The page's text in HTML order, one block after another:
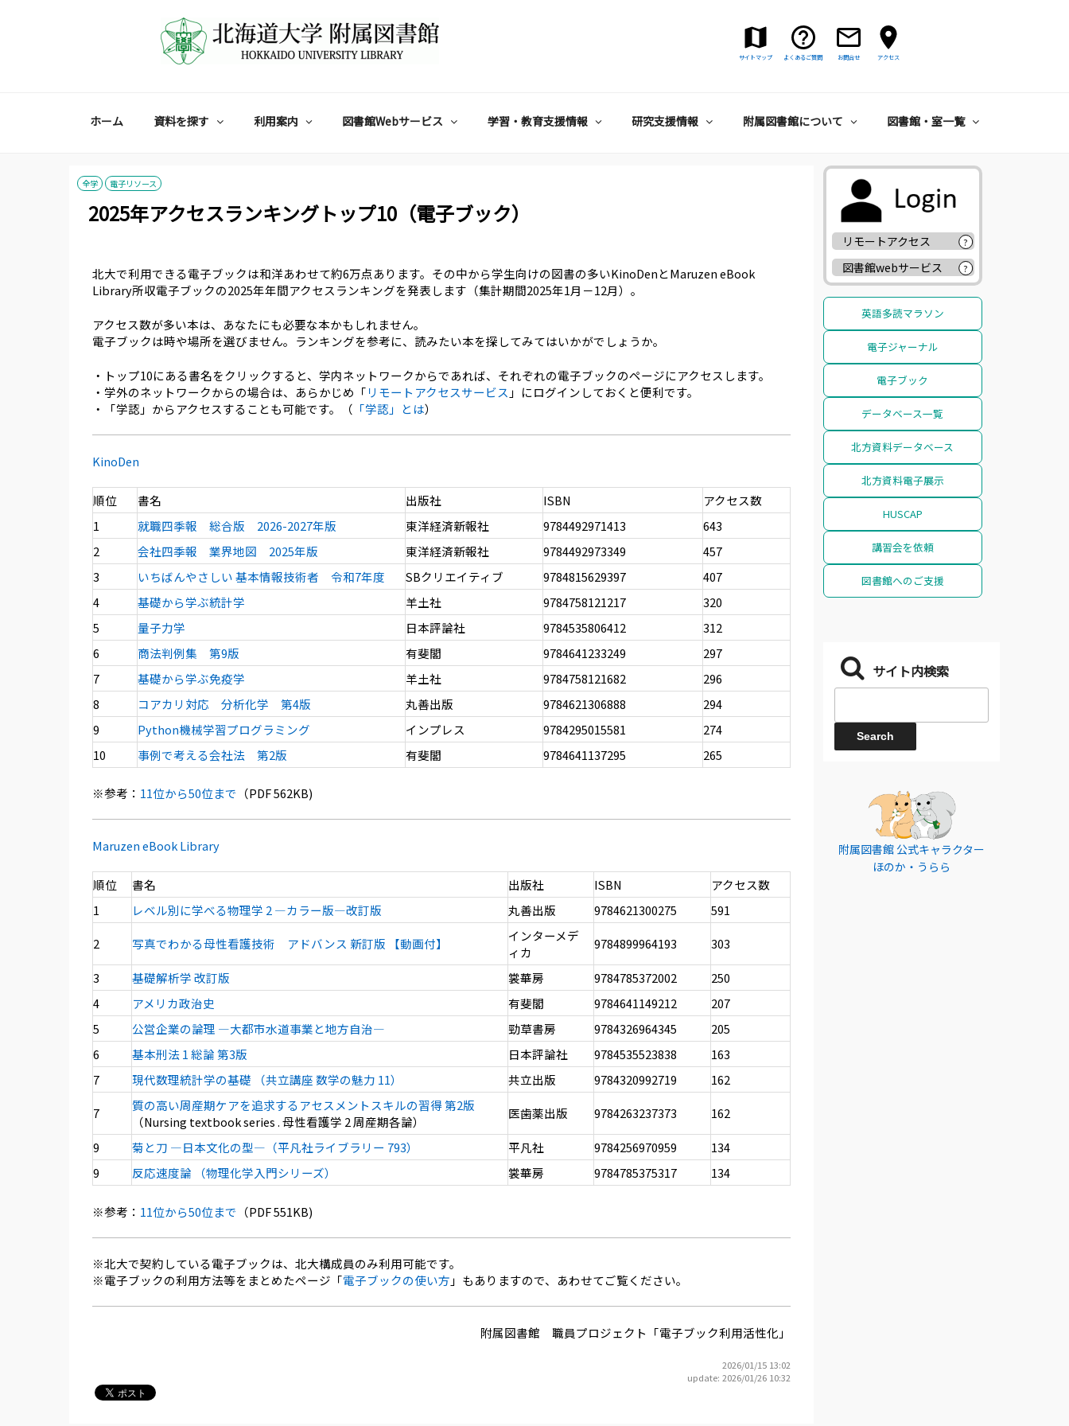
サイトマップ よくあるご質問 お問合せ アクセス
ホーム 資料を探す 利用案内 図書館Webサービス 学習・教育支援情報 研究支援情報 附属図書館について 図書館・室一覧
全学 電子リソース
2025年アクセスランキングトップ10（電子ブック）
北大で利用できる電子ブックは和洋あわせて約6万点あります。その中から学生向けの図書の多いKinoDenとMaruzen eBook
Library所収電子ブックの2025年年間アクセスランキングを発表します（集計期間2025年1月－12月）。
アクセス数が多い本は、あなたにも必要な本かもしれません。
電子ブックは時や場所を選びません。ランキングを参考に、読みたい本を探してみてはいかがでしょうか。
・トップ10にある書名をクリックすると、学内ネットワークからであれば、それぞれの電子ブックのページにアクセスします。
・学外のネットワークからの場合は、あらかじめ「リモートアクセスサービス 」にログインしておくと便利です。
・「学認」からアクセスすることも可能です。（ 「学認」とは）
KinoDen
順位 書名 出版社 ISBN
アクセス数
1
就職四季報 総合版 2026-2027年版 東洋経済新報社 9784492971413
643
2
会社四季報 業界地図 2025年版 東洋経済新報社 9784492973349
457
3
いちばんやさしい 基本情報技術者 令和7年度 SBクリエイティブ 9784815629397
407
4
基礎から学ぶ統計学 羊土社 9784758121217
320
5
量子力学 日本評論社 9784535806412
312
6
商法判例集 第9版 有斐閣 9784641233249
297
7
基礎から学ぶ免疫学 羊土社 9784758121682
296
8
コアカリ対応 分析化学 第4版 丸善出版 9784621306888
294
9
Python機械学習プログラミング インプレス 9784295015581
274
10
事例で考える会社法 第2版 有斐閣 9784641137295 265
※参考： 11位から50位まで （PDF 562KB)
Maruzen eBook Library
順位 書名 出版社 ISBN
アクセス数
1
レベル別に学べる物理学 2 ―カラー版―改訂版 丸善出版 9784621300275
591
2
写真でわかる母性看護技術 アドバンス 新訂版 【動画付】
インターメデ
ィカ
9784899964193 303
3 基礎解析学 改訂版 裳華房 9784785372002
250
4
アメリカ政治史 有斐閣 9784641149212
207
5
公営企業の論理 ―大都市水道事業と地方自治― 勁草書房 9784326964345
205
6
基本刑法 1 総論 第3版 日本評論社 9784535523838
163
7
現代数理統計学の基礎 （共立講座 数学の魅力 11） 共立出版 9784320992719
162
7
質の高い周産期ケアを追求するアセスメントスキルの習得 第2版
（Nursing textbook series . 母性看護学 2 周産期各論）
医歯薬出版 9784263237373 162
9 菊と刀 ―日本文化の型―（平凡社ライブラリー 793） 平凡社 9784256970959
134
9
反応速度論 （物理化学入門シリーズ） 裳華房 9784785375317 134
※参考： 11位から50位まで （PDF 551KB)
※北大で契約している電子ブックは、北大構成員のみ利用可能です。
※電子ブックの利用方法等をまとめたページ「電子ブックの使い方 」もありますので、あわせてご覧ください。
附属図書館 職員プロジェクト「電子ブック利用活性化」
2026/01/15 13:02
update: 2026/01/26 10:32
リモートアクセス ?
図書館webサービス ?
英語多読マラソン
電子ジャーナル
電子ブック
データベース一覧
北方資料データベース
北方資料電子展示
HUSCAP
講習会を依頼
図書館へのご支援
サイト内検索
附属図書館 公式キャラクター
ほのか・うらら